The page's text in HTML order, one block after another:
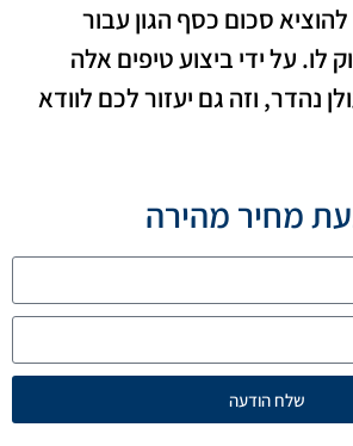
סכום כסף הגון עבור
לו. על ידי ביצוע טיפים אלה
נהדר, וזה גם יעזור לכם לוודא
מחיר מהירה
שלח הודעה